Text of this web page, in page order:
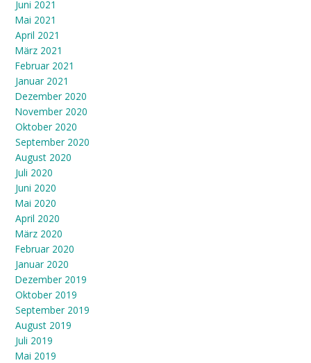
Juni 2021
Mai 2021
April 2021
März 2021
Februar 2021
Januar 2021
Dezember 2020
November 2020
Oktober 2020
September 2020
August 2020
Juli 2020
Juni 2020
Mai 2020
April 2020
März 2020
Februar 2020
Januar 2020
Dezember 2019
Oktober 2019
September 2019
August 2019
Juli 2019
Mai 2019